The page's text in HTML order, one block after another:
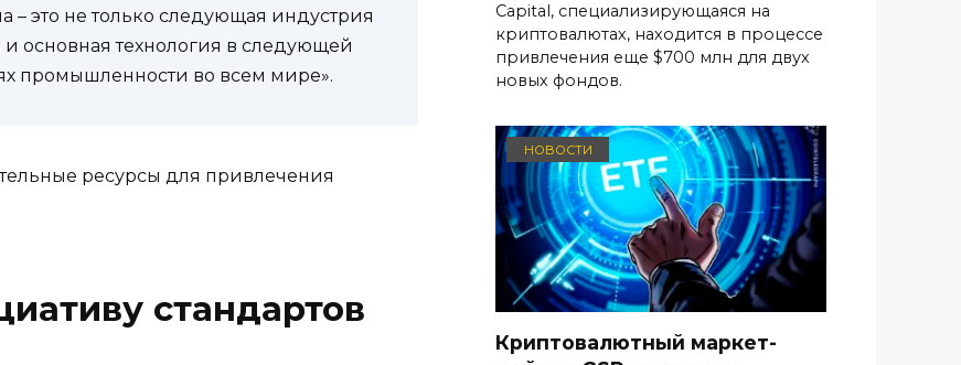
– это не только следующая индустрия
основная технология в следующей
промышленности во всем мире».
ресурсы для привлечения
стандартов
Capital, специализирующаяся на
криптовалютах, находится в процессе
привлечения еще $700 млн для двух
новых фондов.
НОВОСТИ
Криптовалютный маркет-